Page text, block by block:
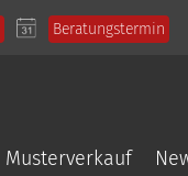
Beratungstermin
Musterverkauf